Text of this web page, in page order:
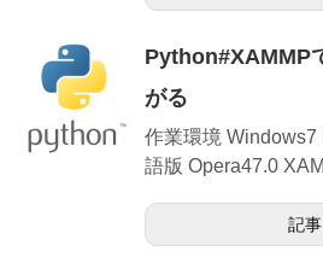
Python#XAMMP
がる
作業環境
語版 Opera47.0
記